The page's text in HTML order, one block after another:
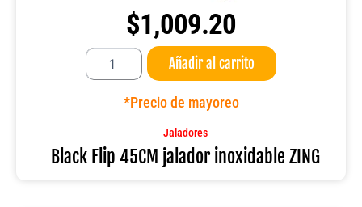
$1,009.20
Black
45CM
cantidad
Añadir al carrito
*Precio de mayoreo
Jaladores
Black Flip 45CM jalador inoxidable ZING